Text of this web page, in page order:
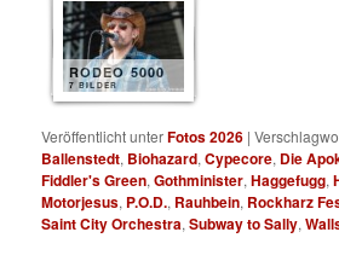
RODEO 5000
7 BILDER
Veröffentlicht unterFotos 2026 |
Ballenstedt, Biohazard,Cypecore, Die
Fiddler's Green,Gothminister,Haggefugg,
Motorjesus, P.O.D., Rauhbein, Rockharz
Saint City Orchestra,Subway to Sally,